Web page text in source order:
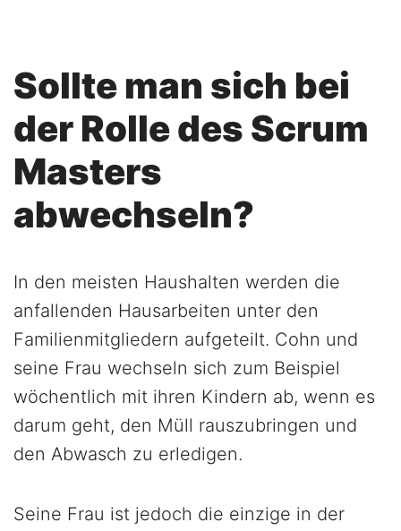
Sollte man sich bei
der Rolle des Scrum
Masters
abwechseln?
In den meisten Haushalten werden die
anfallenden Hausarbeiten unter den
Familienmitgliedern aufgeteilt. Cohn und
seine Frau wechseln sich zum Beispiel
wöchentlich mit ihren Kindern ab, wenn es
darum geht, den Müll rauszubringen und
den Abwasch zu erledigen.
Seine Frau ist jedoch die einzige in der